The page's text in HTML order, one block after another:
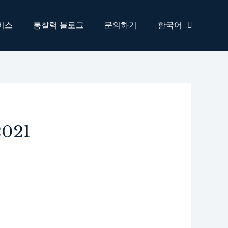
스 통찰력 블로그 문의하기 한국어